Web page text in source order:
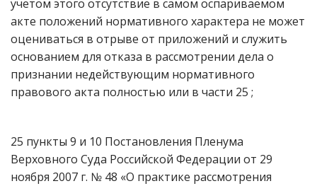
учетом этого отсутствие в самом оспариваемом
акте положений нормативного характера не может
оцениваться в отрыве от приложений и служить
основанием для отказа в рассмотрении дела о
признании недействующим нормативного
правового акта полностью или в части 25 ;
25 пункты 9 и 10 Постановления Пленума
Верховного Суда Российской Федерации от 29
ноября 2007 г. № 48 «О практике рассмотрения